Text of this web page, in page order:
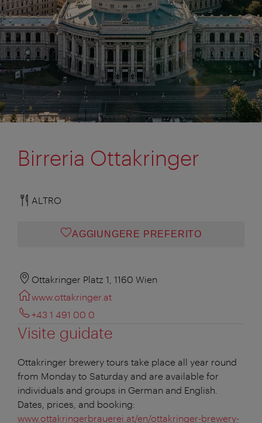
Birreria Ottakringer
ALTRO
AGGIUNGERE PREFERITO
Ottakringer Platz 1, 1160 Wien
www.ottakringer.at
+43 1 491 00 0
Visite guidate
Ottakringer brewery tours take place all year round
from Monday to Saturday and are available for
individuals and groups in German and English.
Dates, prices, and booking:
www.ottakringerbrauerei.at/en/ottakringer-brewery-